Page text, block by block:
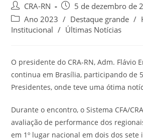
Autor
do
post:
CRA-RN
Post
publicado:
5 de dezembro de
Categoria
do
Ano 2023 / Destaque grande /
Institucional / Últimas Notícias
O presidente do CRA-RN, Adm. Flávio
continua em Brasília, participando de
Presidentes, onde teve uma ótima
Durante o encontro, o Sistema CFA/
avaliação de performance dos
em 1º lugar nacional em dois dos sete